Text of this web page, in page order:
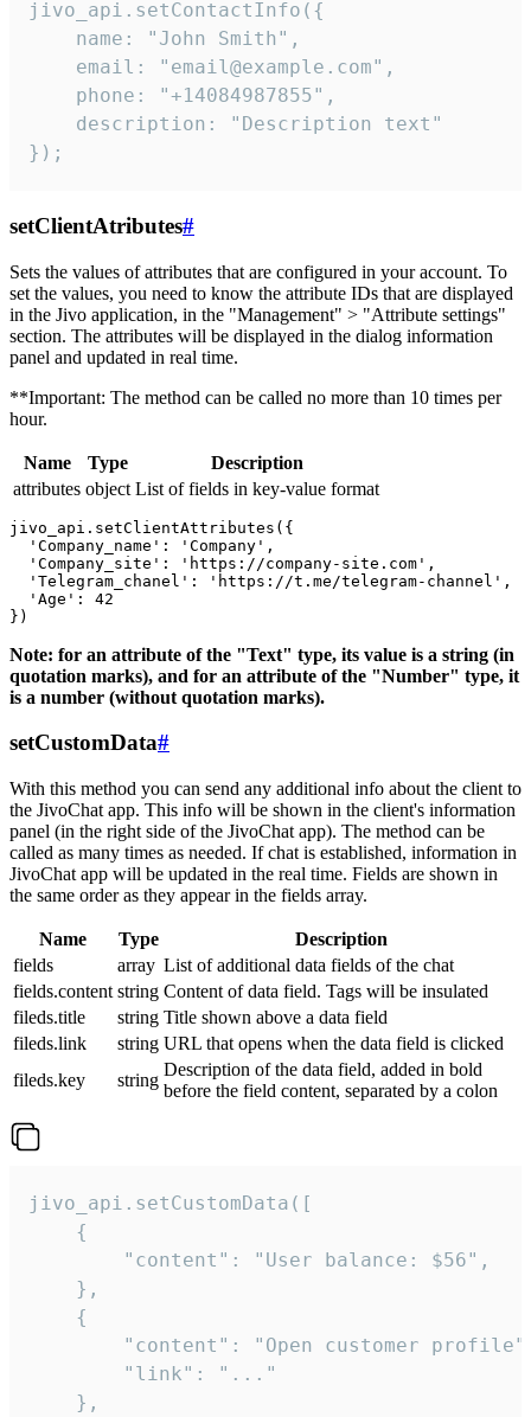
jivo_api.setContactInfo({
    name: "John Smith",
    email: "email@example.com",
    phone: "+14084987855",
    description: "Description text"
});
setClientAtributes#
Sets the values ​​of attributes that are configured in your account. To
set the values, you need to know the attribute IDs that are displayed
in the Jivo application, in the "Management" > "Attribute settings"
section. The attributes will be displayed in the dialog information
panel and updated in real time.
**Important: The method can be called no more than 10 times per
hour.
Name Type
Description
attributes object List of fields in key-value format
jivo_api.setClientAttributes({
  'Company_name': 'Company',
  'Company_site': 'https://company-site.com',
  'Telegram_chanel': 'https://t.me/telegram-channel',
  'Age': 42
Note: for an attribute of the "Text" type, its value is a string (in
quotation marks), and for an attribute of the "Number" type, it
is a number (without quotation marks).
setCustomData#
With this method you can send any additional info about the client to
the JivoChat app. This info will be shown in the client's information
panel (in the right side of the JivoChat app). The method can be
called as many times as needed. If chat is established, information in
JivoChat app will be updated in the real time. Fields are shown in
the same order as they appear in the fields array.
Name Type
Description
fields
array List of additional data fields of the chat
fields.content string Content of data field. Tags will be insulated
fileds.title
string Title shown above a data field
fileds.link
string URL that opens when the data field is clicked
fileds.key
string
Description of the data field, added in bold
before the field content, separated by a colon
jivo_api.setCustomData([
    {
        "content": "User balance: $56",
    },
    {
"content": "Open customer
        "link": "..."
    },